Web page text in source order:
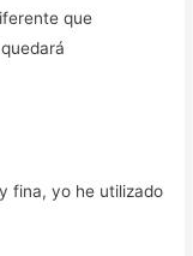
que
fina, yo he utilizado